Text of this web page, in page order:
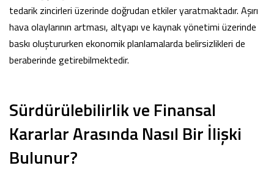
tedarik zincirleri üzerinde doğrudan etkiler yaratmaktadır. Aşırı
hava olaylarının artması, altyapı ve kaynak yönetimi üzerinde
baskı oluştururken ekonomik planlamalarda belirsizlikleri de
beraberinde getirebilmektedir.
Sürdürülebilirlik ve Finansal
Kararlar Arasında Nasıl Bir İlişki
Bulunur?